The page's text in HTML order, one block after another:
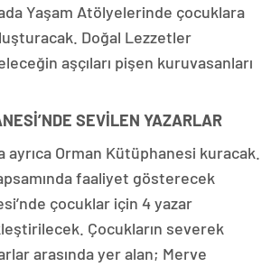
Yaşam Atölyelerinde çocuklara
Doğal Lezzetler
aşçıları pişen kuruvasanları
SEVİLEN YAZARLAR
ayrıca Orman Kütüphanesi kuracak.
faaliyet gösterecek
çocuklar için 4 yazar
Çocukların severek
arasında yer alan; Merve